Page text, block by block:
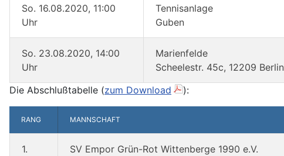
So. 16.08.2020, 11:00
Uhr
Tennisanlage
Guben
So. 23.08.2020, 14:00
Uhr
Marienfelde
Scheelestr. 45c, 12209 Berlin
Die Abschlußtabelle (zum Download ):
RANG MANNSCHAFT
1. SV Empor Grün-Rot Wittenberge 1990 e.V.